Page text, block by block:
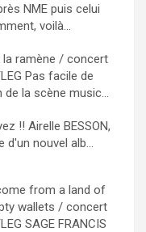
NME puis celui
voilà...
la ramène / concert
Pas facile de
de la scène music...
!! Airelle BESSON,
d'un nouvel alb...
from a land of
wallets / concert
SAGE FRANCIS